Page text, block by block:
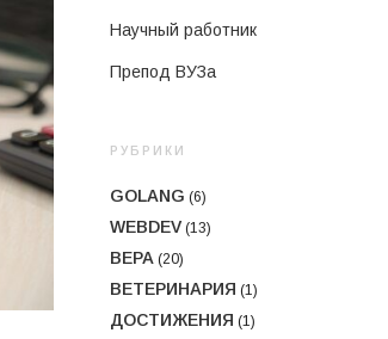
Научный работник
Препод ВУЗа
РУБРИКИ
GOLANG (6)
WEBDEV (13)
ВЕРА (20)
ВЕТЕРИНАРИЯ (1)
ДОСТИЖЕНИЯ (1)